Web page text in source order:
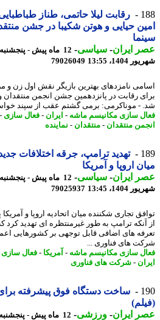
رقابت لیلا حاتمی، طناز طباطبایی،
حیایی و هوتن شکیبا در جشن منتقدان
ایران- سیاسی-
12 ماه پیش - پنجشنبه 6
13:55
79026049
نامزدهای بهترین بازیگر نقش اول زن و مرد
رقابت در پانزدهمین جشن انجمن منتقدان و
- موناکرمی: برمی گشتم عقب از سپند
سازی مکانیسم ماشه-ایران - فعال سازی-
منتقدان- منتقدان- نماینده
تهدید ترامپ، جرقه اختلافات جدید
اروپا و آمریکا
ایران- سیاسی-
12 ماه پیش - پنجشنبه 6
13:45
79025937
تجاری شکننده میان اتحادیه اروپا و آمریکا پس
ترامپ به طور غیرمنتظره ای تهدید کرد که
های اضافی قابل توجهی بر کشورهایی اعمال
های فناوری ...
سازی مکانیسم ماشه-آمریکا- فعال سازی-
- شرکت های فناوری
ساخت دستگاه فوق پیشرفته برای
ایران- ورزشی-12 ماه پیش - پنجشنبه 6 شهریور 1404، 13:40